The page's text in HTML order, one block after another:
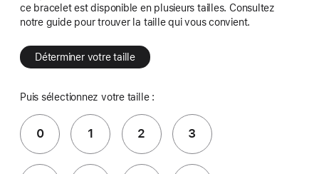
ce bracelet est disponible en plusieurs tailles. Consultez
notre guide pour trouver la taille qui vous convient.
Déterminer votre taille
Puis sélectionnez votre taille :
0 1 2 3